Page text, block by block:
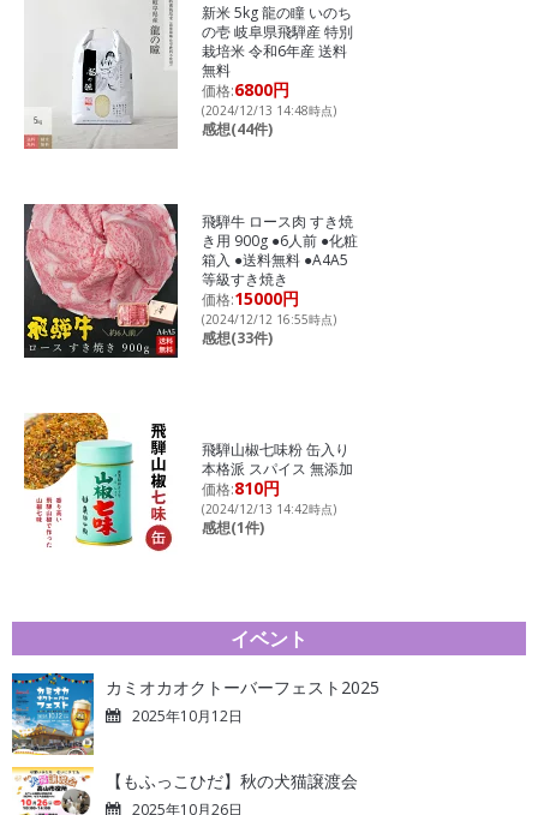
新米 5kg 龍の瞳 いのち
の壱 岐阜県飛騨産 特別
栽培米 令和6年産 送料
無料
価格:6800円
(2024/12/13 14:48時点)
感想(44件)
飛騨牛 ロース肉 すき焼
き用 900g ●6人前 ●化粧
箱入 ●送料無料 ●A4A5
等級すき焼き
価格:15000円
(2024/12/12 16:55時点)
感想(33件)
飛騨山椒七味粉 缶入り
本格派 スパイス 無添加
価格:810円
(2024/12/13 14:42時点)
感想(1件)
イベント
カミオカオクトーバーフェスト2025
2025年10月12日
【もふっこひだ】秋の犬猫譲渡会
2025年10月26日